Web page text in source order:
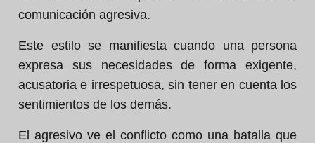
comunicación agresiva.
Este estilo se manifiesta cuando una persona
expresa sus necesidades de forma exigente,
acusatoria e irrespetuosa, sin tener en cuenta los
sentimientos de los demás.
El agresivo ve el conflicto como una batalla que